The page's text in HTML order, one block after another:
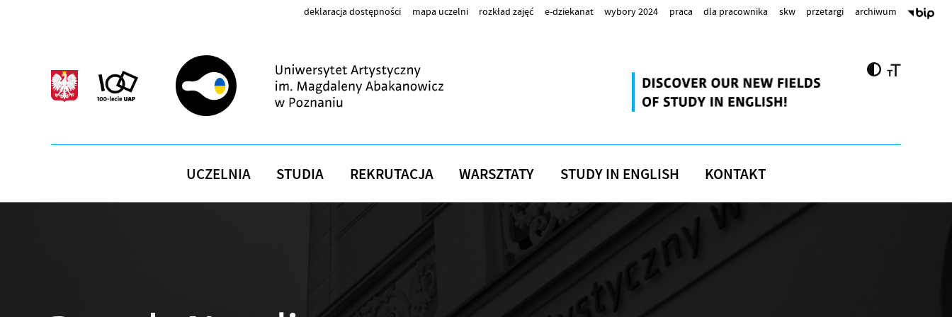
deklaracja dostępności mapa uczelni rozkład zajęć e-dziekanat wybory 2024 praca dla pracownika skw przetargi archiwum
UCZELNIA STUDIA REKRUTACJA WARSZTATY STUDY IN ENGLISH KONTAKT